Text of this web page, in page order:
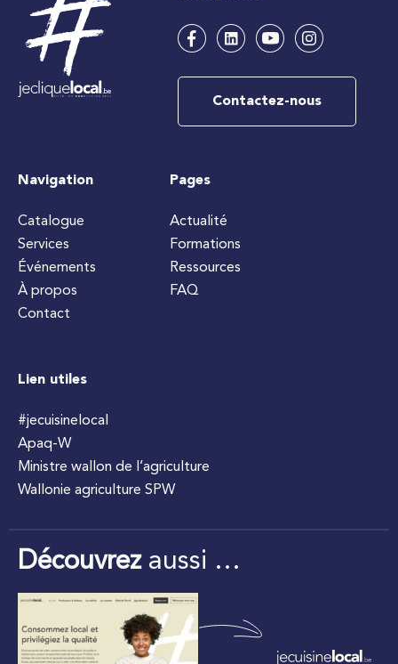
Contactez-nous
Navigation
Catalogue
Services
Événements
À propos
Contact
Pages
Actualité
Formations
Ressources
FAQ
Lien utiles
#jecuisinelocal
Apaq-W
Ministre wallon de l’agriculture
Wallonie agriculture SPW
Découvrezaussi …